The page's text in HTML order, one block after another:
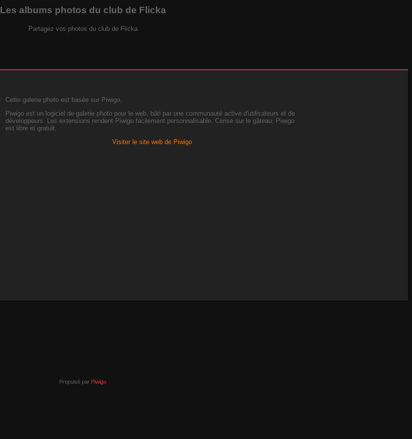
Les albums photos du club de Flicka
Partagez vos photos du club de Flicka
Cette galerie photo est basée sur Piwigo.
Piwigo est un logiciel de galerie photo pour le web, bâti par une communauté active d'utilisateurs et de
développeurs. Les extensions rendent Piwigo facilement personnalisable. Cerise sur le gâteau, Piwigo
est libre et gratuit.
Visiter le site web de Piwigo
Propulsé par Piwigo